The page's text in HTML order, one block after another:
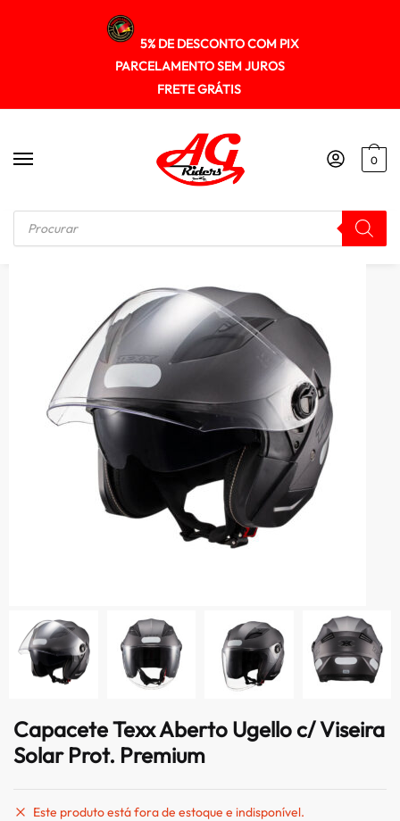
5% DE DESCONTO COM PIX
PARCELAMENTO SEM JUROS
FRETE GRÁTIS
0
Início / ABERTO Capacete Texx Aberto Ugello c/ Viseira Solar Prot. Premium
Capacete Texx Aberto Ugello c/ Viseira
Solar Prot. Premium
Este produto está fora de estoque e indisponível.